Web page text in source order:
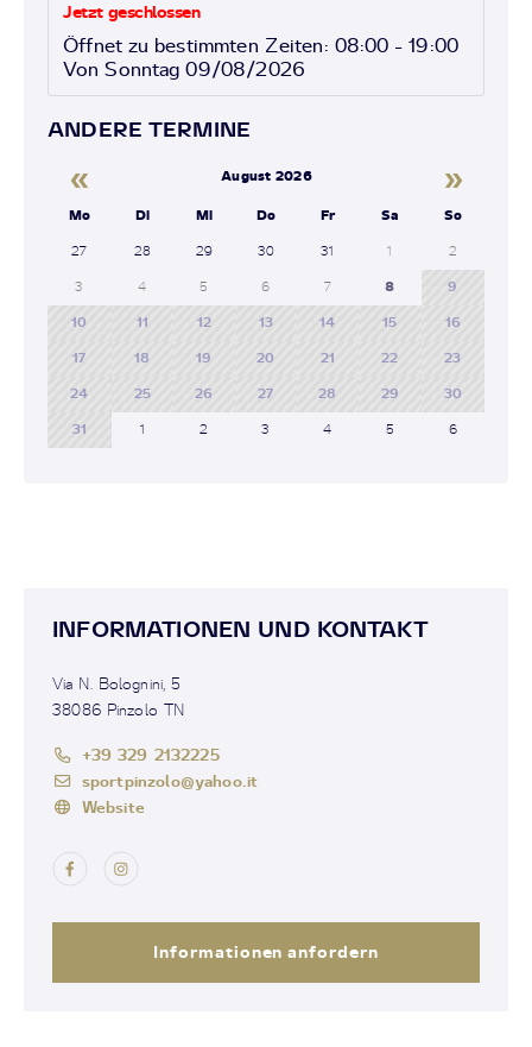
Jetzt geschlossen
Öffnet zu bestimmten Zeiten: 08:00 - 19:00
Von Sonntag 09/08/2026
ANDERE TERMINE
« August 2026 »
Mo Di Mi Do Fr Sa So
27 28 29 30 31 1 2
3 4 5 6 7 8 9
10 11 12 13 14 15 16
17 18 19 20 21 22 23
24 25 26 27 28 29 30
31 1 2 3 4 5 6
INFORMATIONEN UND KONTAKT
Via N. Bolognini, 5
38086 Pinzolo TN
+39 329 2132225
sportpinzolo@yahoo.it
Website
Informationen anfordern